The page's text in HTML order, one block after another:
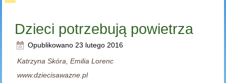
Dzieci potrzebują powietrza
Opublikowano 23 lutego 2016
Katrzyna Skóra, Emilia Lorenc
www.dziecisawazne.pl